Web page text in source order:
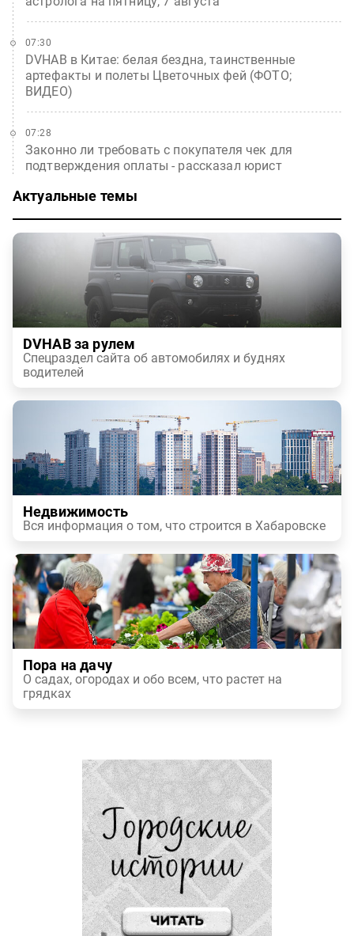
DVHAB в Китае: белая бездна, таинственные
артефакты и полеты Цветочных фей (ФОТО;
ВИДЕО)
07:30
Законно ли требовать с покупателя чек для
подтверждения оплаты - рассказал юрист
07:28
Актуальные темы
DVHAB за рулем
Спецраздел сайта об автомобилях и буднях
водителей
Недвижимость
Вся информация о том, что строится в Хабаровске
Пора на дачу
О садах, огородах и обо всем, что растет на
грядках